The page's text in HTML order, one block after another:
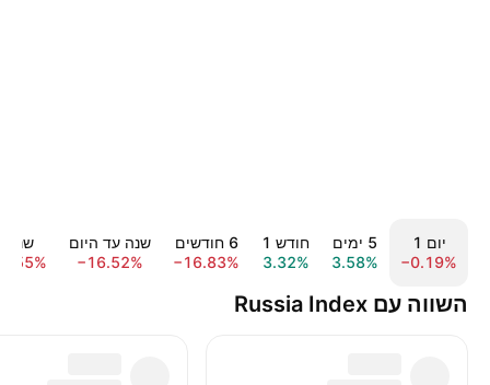
יום ‎1‎
−0.19%
‎5‎ ימים
3.58%
חודש ‎1‎
3.32%
‎6‎ חודשים
−16.83%
שנה עד היום
−16.52%
שנה ‎1‎
השווה עם Russia Index